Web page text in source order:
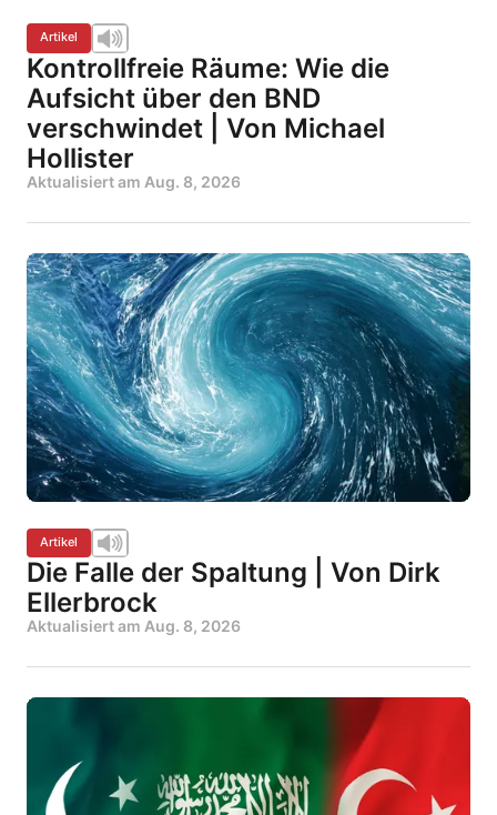
Artikel
Kontrollfreie Räume: Wie die
Aufsicht über den BND
verschwindet | Von Michael
Hollister
Aktualisiert am Aug. 8, 2026
Artikel
Die Falle der Spaltung | Von Dirk
Ellerbrock
Aktualisiert am Aug. 8, 2026